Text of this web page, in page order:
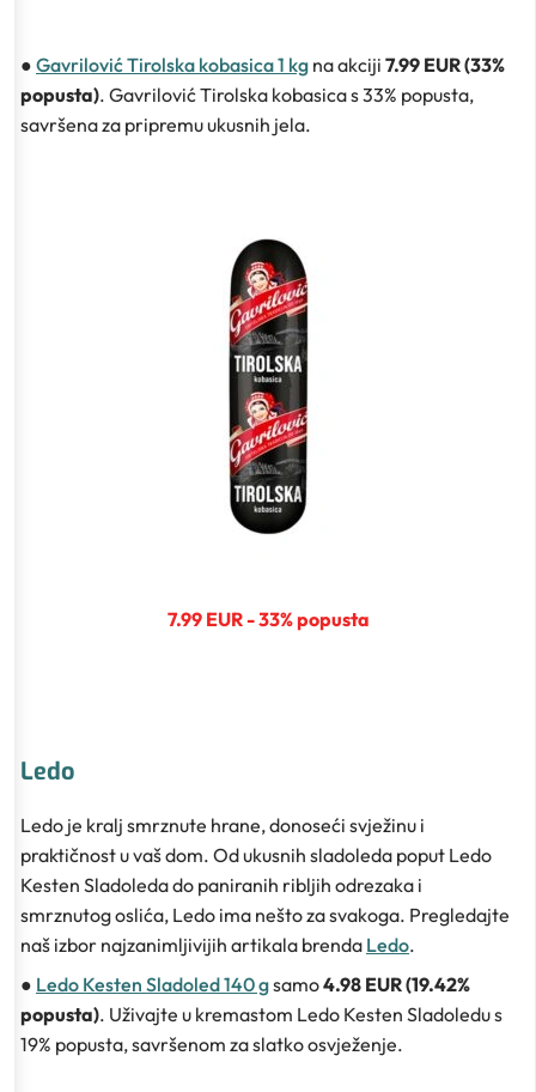
● Gavrilović Tirolska kobasica 1 kg na akciji 7.99 EUR (33%
popusta). Gavrilović Tirolska kobasica s 33% popusta,
savršena za pripremu ukusnih jela.
7.99 EUR - 33% popusta
Ledo
Ledo je kralj smrznute hrane, donoseći svježinu i
praktičnost u vaš dom. Od ukusnih sladoleda poput Ledo
Kesten Sladoleda do paniranih ribljih odrezaka i
smrznutog oslića, Ledo ima nešto za svakoga. Pregledajte
naš izbor najzanimljivijih artikala brenda Ledo.
● Ledo Kesten Sladoled 140 gsamo4.98 EUR (19.42%
popusta). Uživajte u kremastom Ledo Kesten Sladoledu s
19% popusta, savršenom za slatko osvježenje.